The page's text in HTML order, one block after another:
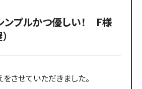
ンプルかつ優しい！ F様
させていただきました。